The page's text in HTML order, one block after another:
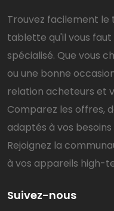
Trouvez facilement le
tablette qu'il vous
spécialisé. Que vous
ou une bonne
relation acheteurs et
Comparez les offres,
adaptés à vos
Rejoignez la
à vos appareils high-
Suivez-nous